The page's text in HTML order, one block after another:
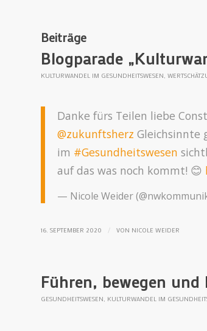
Beiträge
Blogparade
KULTURWANDEL IM GESUNDHEITSWESEN,
Danke fürs Teilen liebe
@zukunftsherz Gleichsinnte
im #Gesundheitswesen
auf das was noch kommt! 😊
— Nicole Weider
16. SEPTEMBER 2020 / VON NICOLE WEIDER
Führen, bewegen
GESUNDHEITSWESEN, KULTURWANDEL IM